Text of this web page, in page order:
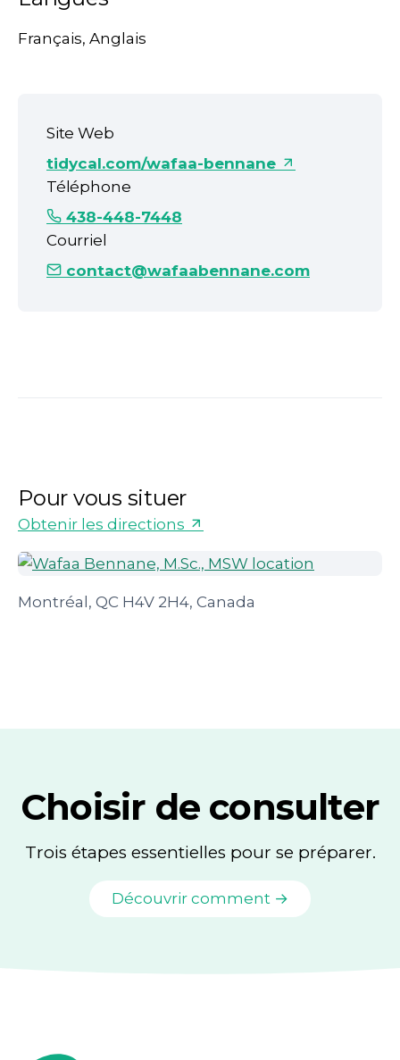
Français, Anglais
Site Web
tidycal.com/wafaa-bennane
Téléphone
438-448-7448
Courriel
contact@wafaabennane.com
Pour vous situer
Obtenir les directions
Montréal, QC H4V 2H4, Canada
Choisir de consulter
Trois étapes essentielles pour se préparer.
Découvrir comment →